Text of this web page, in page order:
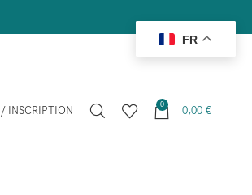
INSCRIPTION 0 0,00 €
FR